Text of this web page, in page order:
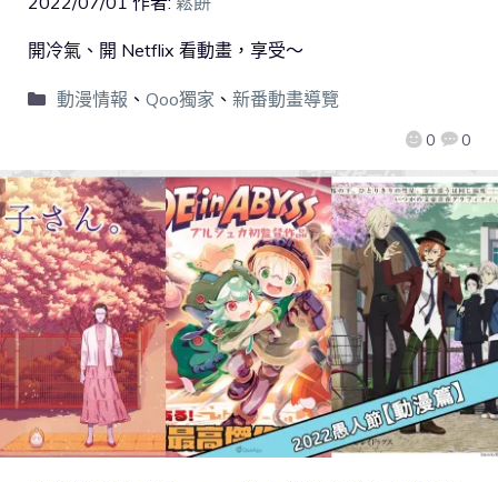
0 0
開冷氣、開 Netflix 看動畫，享受～
動漫情報 、 Qoo獨家 、 新番動畫導覽